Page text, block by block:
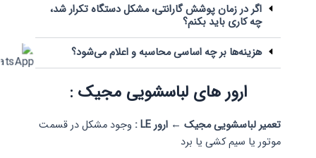
اگر در زمان پوشش گارانتی، مشکل دستگاه تکرار شد،
چه کاری باید بکنم؟
هزینه‌ها بر چه اساسی محاسبه و اعلام می‌شود؟
ارور های لباسشویی مجیک :
تعمیر لباسشویی مجیک ← ارور LE :
وجود مشکل در قسمت
موتور یا سیم کشی یا برد